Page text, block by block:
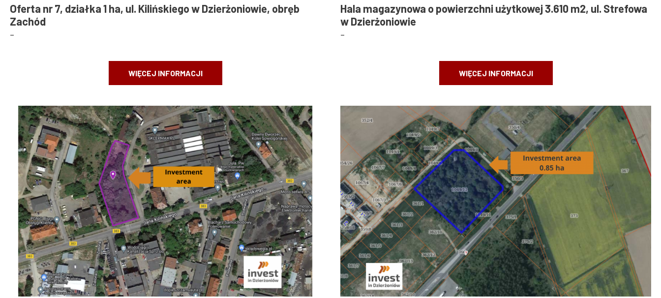
Oferta nr 7, działka 1 ha, ul. Kilińskiego w Dzierżoniowie, obręb
Zachód
-
WIĘCEJ INFORMACJI
Hala magazynowa o powierzchni użytkowej 3.610 m2, ul. Strefowa
w Dzierżoniowie
-
WIĘCEJ INFORMACJI